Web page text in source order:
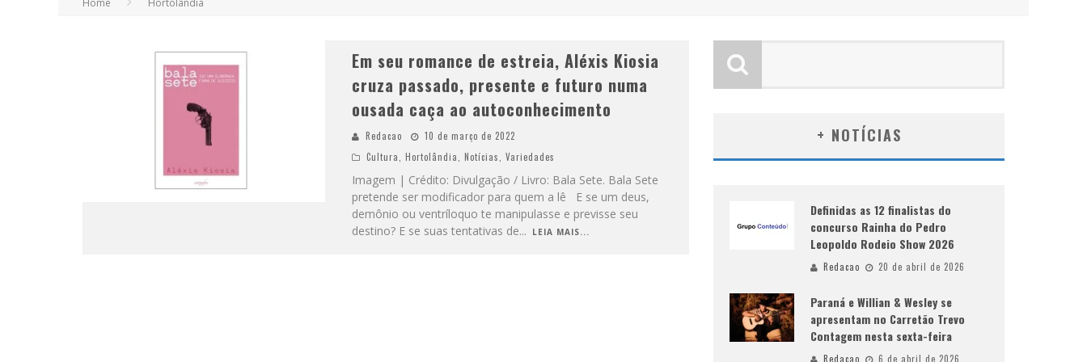
Home Hortolândia
Em seu romance de estreia, Aléxis Kiosia
cruza passado, presente e futuro numa
ousada caça ao autoconhecimento
Redacao
10 de março de 2022
Cultura
Hortolândia Notícias Variedades
Imagem | Crédito: Divulgação / Livro: Bala Sete. Bala Sete
pretende ser modificador para quem a lê E se um deus,
demônio ou ventríloquo te manipulasse e previsse seu
destino? E se suas tentativas de... LEIA MAIS...
+ NOTÍCIAS
Definidas as 12 finalistas do
concurso Rainha do Pedro
Leopoldo Rodeio Show 2026
Redacao 20 de abril de 2026
Paraná e Willian & Wesley se
apresentam no Carretão Trevo
Contagem nesta sexta-feira
Redacao 6 de abril de 2026